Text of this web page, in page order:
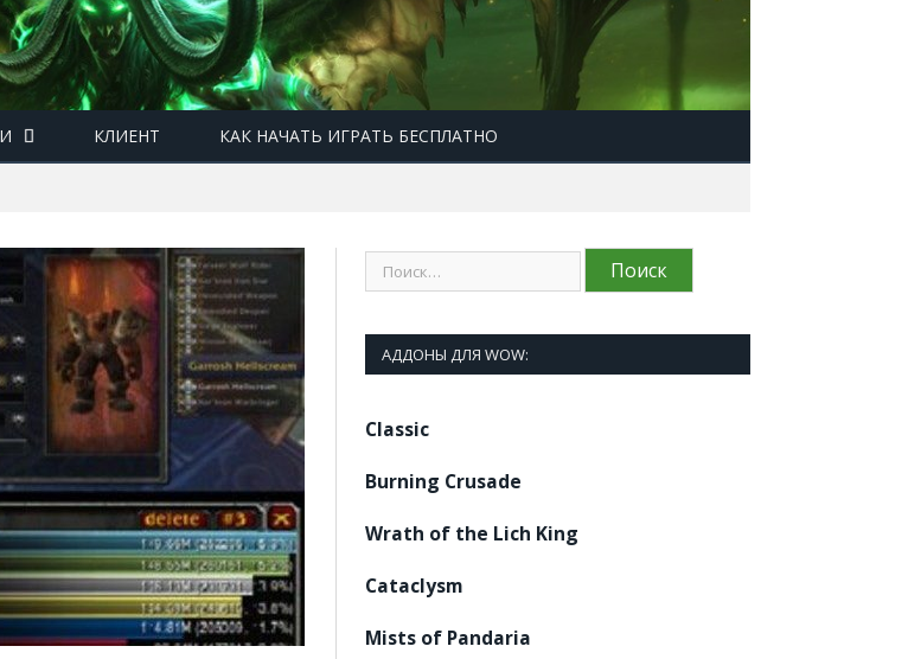
КЛИЕНТ КАК НАЧАТЬ ИГРАТЬ БЕСПЛАТНО
АДДОНЫ ДЛЯ WOW:
Classic
Burning Crusade
Wrath of the Lich King
Cataclysm
Mists of Pandaria